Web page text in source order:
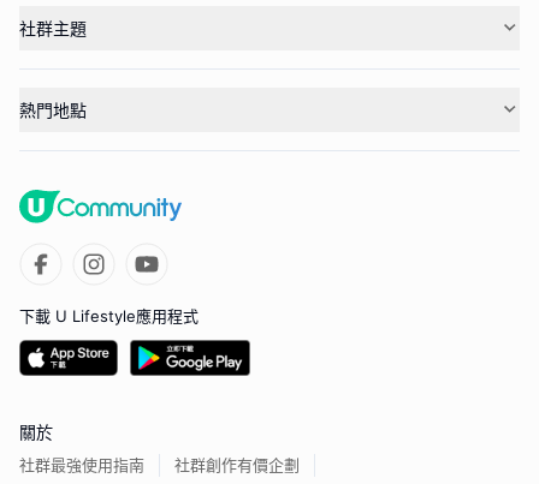
社群主題
熱門地點
下載 U Lifestyle應用程式
關於
社群最強使用指南 社群創作有價企劃